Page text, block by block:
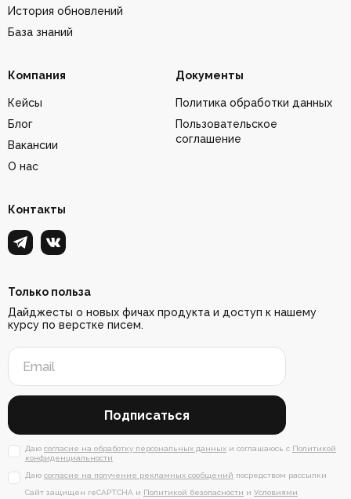
История обновлений
База знаний
Компания
Кейсы
Блог
Вакансии
О нас
Документы
Политика обработки данных
Пользовательское
соглашение
Контакты
Только польза
Дайджесты о новых фичах продукта и доступ к нашему
курсу по верстке писем.
Подписаться
Даю согласие на обработку персональных данных и соглашаюсь с Политикой
конфиденциальности
Даю согласие на получение рекламных сообщений посредством рассылки
Сайт защищен reCAPTCHA и Политикой безопасности и Условиями